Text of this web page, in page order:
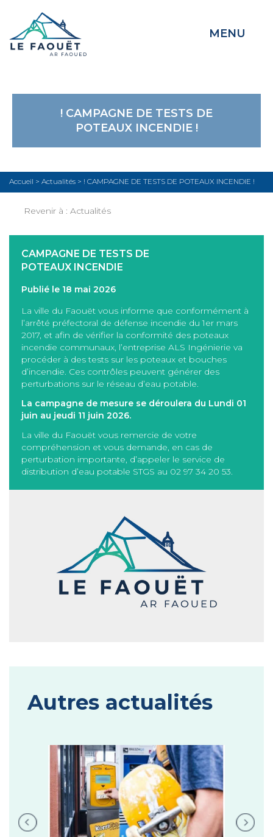
MENU
! CAMPAGNE DE TESTS DE
POTEAUX INCENDIE !
Accueil > Actualités > ! CAMPAGNE DE TESTS DE POTEAUX INCENDIE !
Revenir à : Actualités
CAMPAGNE DE TESTS DE
POTEAUX INCENDIE
Publié le 18 mai 2026
La ville du Faouët vous informe que conformément à
l’arrêté préfectoral de défense incendie du 1er mars
2017, et afin de vérifier la conformité des poteaux
incendie communaux, l’entreprise ALS Ingénierie va
procéder à des tests sur les poteaux et bouches
d’incendie. Ces contrôles peuvent générer des
perturbations sur le réseau d’eau potable.
La campagne de mesure se déroulera du Lundi 01
juin au jeudi 11 juin 2026.
La ville du Faouët vous remercie de votre
compréhension et vous demande, en cas de
perturbation importante, d’appeler le service de
distribution d’eau potable STGS au 02 97 34 20 53.
Autres actualités